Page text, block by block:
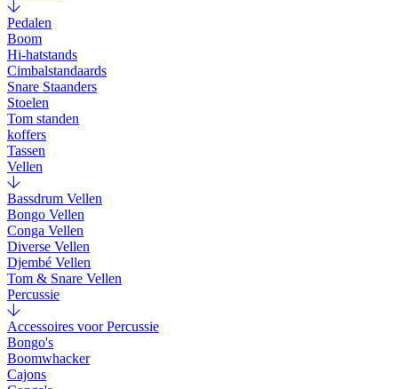
Pedalen
Boom
Hi-hatstands
Cimbalstandaards
Snare Staanders
Stoelen
Tom standen
koffers
Tassen
Vellen
Bassdrum Vellen
Bongo Vellen
Conga Vellen
Diverse Vellen
Djembé Vellen
Tom & Snare Vellen
Percussie
Accessoires voor Percussie
Bongo's
Boomwhacker
Cajons